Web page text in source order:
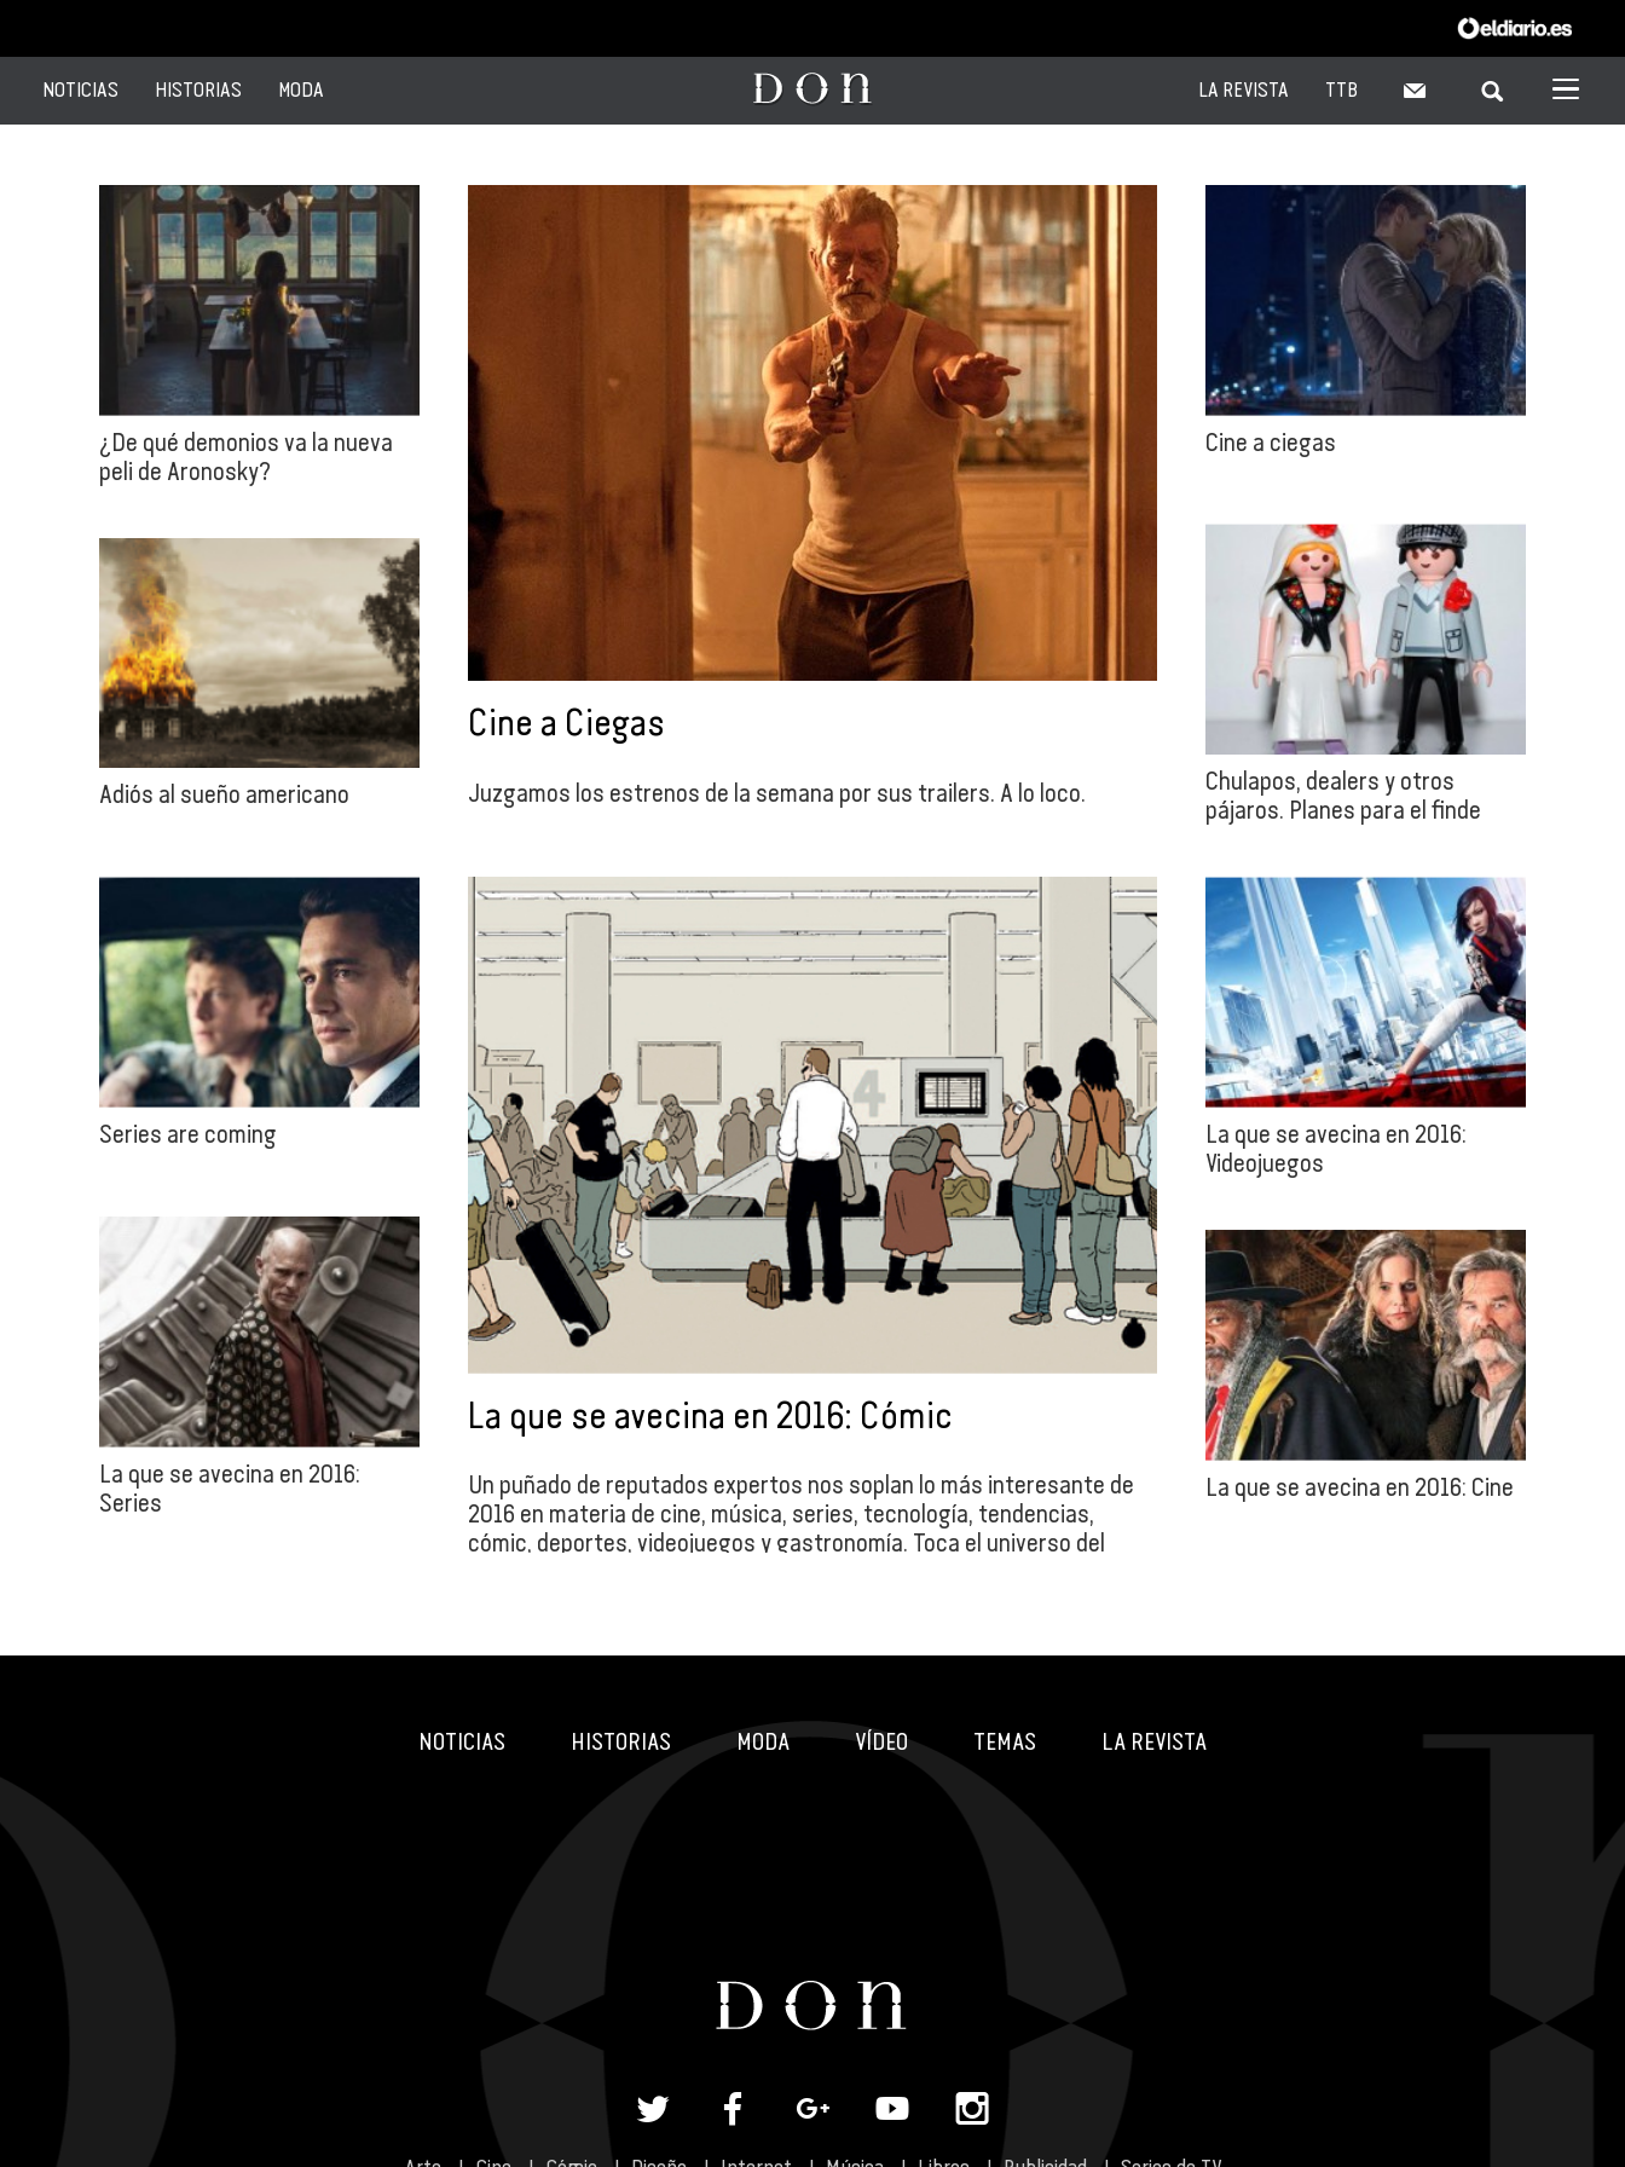
NOTICIAS HISTORIAS MODA LA REVISTA TTB
¿De qué demonios va la nueva
peli de Aronosky?
Adiós al sueño americano
Cine a Ciegas
Juzgamos los estrenos de la semana por sus trailers. A lo loco.
Cine a ciegas
Chulapos, dealers y otros
pájaros. Planes para el finde
Series are coming
La que se avecina en 2016:
Series
La que se avecina en 2016: Cómic
Un puñado de reputados expertos nos soplan lo más interesante de
2016 en materia de cine, música, series, tecnología, tendencias,
cómic, deportes, videojuegos y gastronomía. Toca el universo del
La que se avecina en 2016:
Videojuegos
La que se avecina en 2016: Cine
NOTICIAS HISTORIAS MODA VÍDEO TEMAS LA REVISTA